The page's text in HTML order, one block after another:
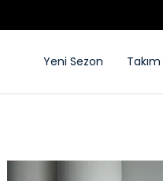
Yeni Sezon Takım